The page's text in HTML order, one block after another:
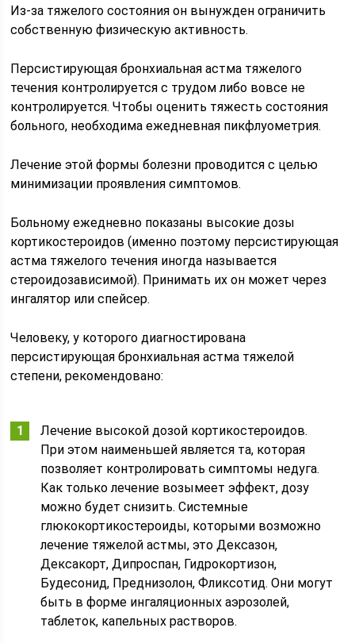
Из-за тяжелого состояния он вынужден ограничить
собственную физическую активность.
Персистирующая бронхиальная астма тяжелого
течения контролируется с трудом либо вовсе не
контролируется. Чтобы оценить тяжесть состояния
больного, необходима ежедневная пикфлуометрия.
Лечение этой формы болезни проводится с целью
минимизации проявления симптомов.
Больному ежедневно показаны высокие дозы
кортикостероидов (именно поэтому персистирующая
астма тяжелого течения иногда называется
стероидозависимой). Принимать их он может через
ингалятор или спейсер.
Человеку, у которого диагностирована
персистирующая бронхиальная астма тяжелой
степени, рекомендовано:
Лечение высокой дозой кортикостероидов.
При этом наименьшей является та, которая
позволяет контролировать симптомы недуга.
Как только лечение возымеет эффект, дозу
можно будет снизить. Системные
глюкокортикостероиды, которыми возможно
лечение тяжелой астмы, это Дексазон,
Дексакорт, Дипроспан, Гидрокортизон,
Будесонид, Преднизолон, Фликсотид. Они могут
быть в форме ингаляционных аэрозолей,
таблеток, капельных растворов.